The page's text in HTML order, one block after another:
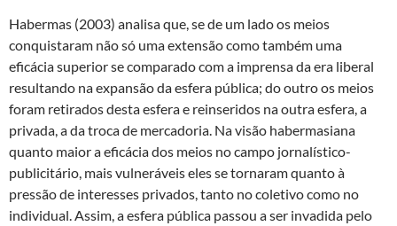
Habermas (2003) analisa que, se de um lado os meios
conquistaram não só uma extensão como também uma
eficácia superior se comparado com a imprensa da era liberal
resultando na expansão da esfera pública; do outro os meios
foram retirados desta esfera e reinseridos na outra esfera, a
privada, a da troca de mercadoria. Na visão habermasiana
quanto maior a eficácia dos meios no campo jornalístico-
publicitário, mais vulneráveis eles se tornaram quanto à
pressão de interesses privados, tanto no coletivo como no
individual. Assim, a esfera pública passou a ser invadida pelo